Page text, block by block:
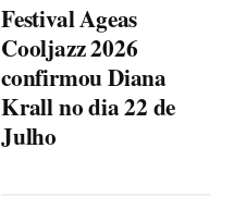
Festival Ageas
Cooljazz 2026
confirmou Diana
Krall no dia 22 de
Julho